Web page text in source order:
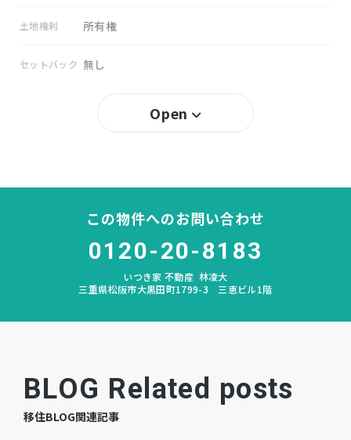
土地権利 所有権
セットバック 無し
なし
宅地
更地
下水道 公共
Open
この物件へのお問い合わせ
0120-20-8183
いつき家 不動産 林凌大
三重県松阪市大黒田町1799-3 三恵ビル1階
BLOG Related posts
移住BLOG関連記事